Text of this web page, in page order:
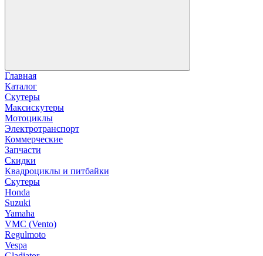
Главная
Каталог
Скутеры
Максискутеры
Мотоциклы
Электротранспорт
Коммерческие
Запчасти
Скидки
Квадроциклы и питбайки
Скутеры
Honda
Suzuki
Yamaha
VMC (Vento)
Regulmoto
Vespa